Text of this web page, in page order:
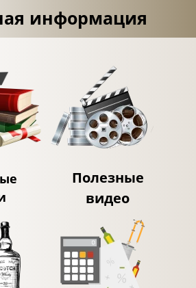
информация
Полезные
видео